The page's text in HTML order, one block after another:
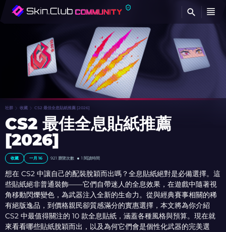
社群 收藏 CS2 最佳全息貼紙推薦 [2026]
CS2 最佳全息貼紙推薦
[2026]
收藏 一月 16 921 瀏覽次數 1 閱讀時間
想在 CS2 中讓自己的配裝脫穎而出嗎？全息貼紙絕對是必備選擇。這
些貼紙絕非普通裝飾——它們自帶迷人的全息效果，在遊戲中隨著視
角移動閃爍變色，為武器注入全新的生命力。從與經典賽事相關的稀
有絕版逸品，到價格親民卻質感滿分的實惠選擇，本文將為你介紹
CS2 中最值得關注的 10 款全息貼紙，涵蓋各種風格與預算。現在就
來看看哪些貼紙脫穎而出，以及為何它們會是個性化武器的完美選